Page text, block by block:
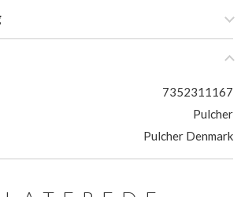
7352311167
Pulcher
Pulcher Denmark